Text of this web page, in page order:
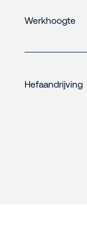
Werkhoogte
Hefaandrijving